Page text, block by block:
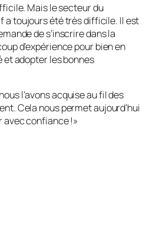
Mais le secteur du
a toujours été très difficile. Il est
de s’inscrire dans la
d’expérience pour bien en
adopter les bonnes
l’avons acquise au fil des
Cela nous permet aujourd’hui
avec confiance !»